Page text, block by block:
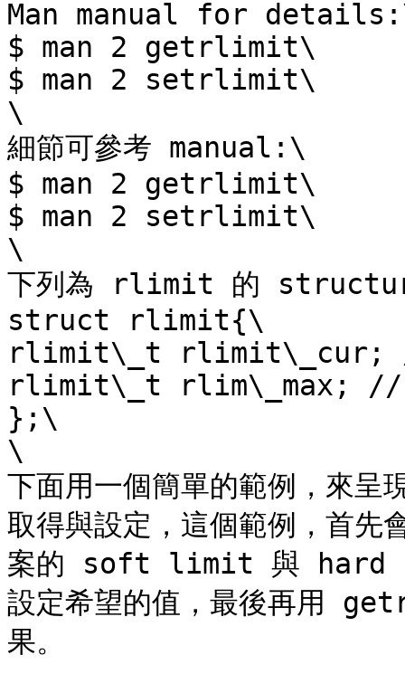
Man manual for
$ man 2 getrlimit\
$ man 2 setrlimit\
\
細節可參考 manual:\
$ man 2 getrlimit\
$ man 2 setrlimit\
\
下列為 rlimit 的
struct rlimit{\
rlimit\_t
rlimit\_t rlim\_max;
};\
\
下面用一個簡單的範例，
取得與設定，這個範例，首
案的 soft limit 與 hard
設定希望的值，最後再用
果。